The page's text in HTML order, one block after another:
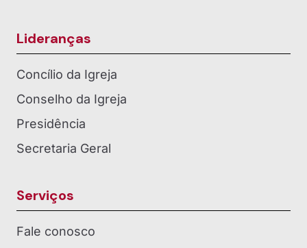
Lideranças
Concílio da Igreja
Conselho da Igreja
Presidência
Secretaria Geral
Serviços
Fale conosco